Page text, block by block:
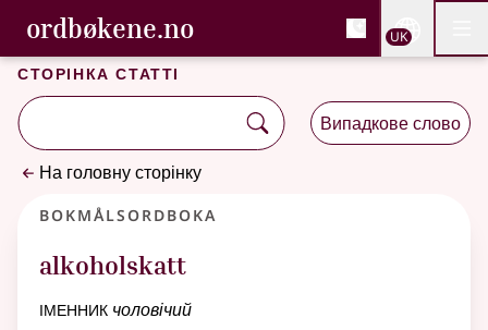
Перейти до основного вмісту
Доступність
ordbøkene.no, Cловник букмола та
Cловник букмола та Словник нюношка
UK
Сторінка статті
Випадкове слово
На головну сторінку
Bokmålsordboka
alkoholskatt
іменник чоловічий